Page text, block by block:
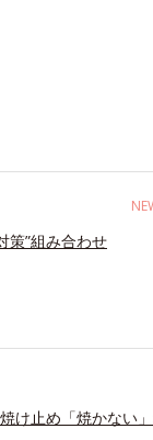
策”組み合わせ
け止め「焼かない